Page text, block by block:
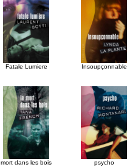
Fatale Lumiere Insoupçonnable
mort dans les bois psycho